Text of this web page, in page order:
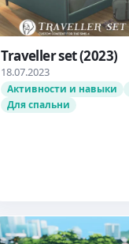
Traveller set (2023)
18.07.2023
Активности и навыки
Для спальни